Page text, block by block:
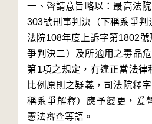
一、聲請意旨略以：最高法
303號刑事判決（下稱系爭判
法院108年度上訴字第1802
爭判決二）及所適用之毒品
第1項之規定，有違正當法律
比例原則之疑義，司法院釋
稱系爭解釋）應予變更，爰